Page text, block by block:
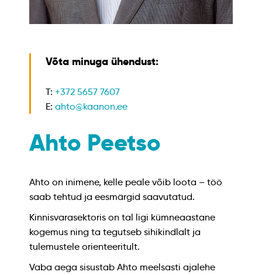
Võta minuga ühendust:
T: +372 5657 7607
E: ahto@kaanon.ee
Ahto Peetso
Ahto on inimene, kelle peale võib loota – töö
saab tehtud ja eesmärgid saavutatud.
Kinnisvarasektoris on tal ligi kümneaastane
kogemus ning ta tegutseb sihikindlalt ja
tulemustele orienteeritult.
Vaba aega sisustab Ahto meelsasti ajalehe